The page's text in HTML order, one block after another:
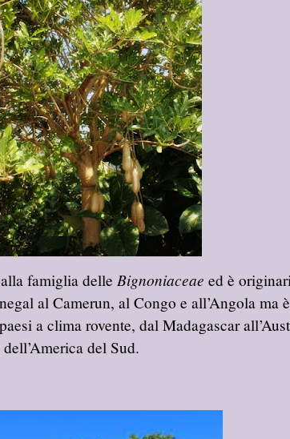
famiglia delle Bignoniaceae ed è
al Camerun, al Congo e all’Angola ma
a clima rovente, dal Madagascar
del Sud.